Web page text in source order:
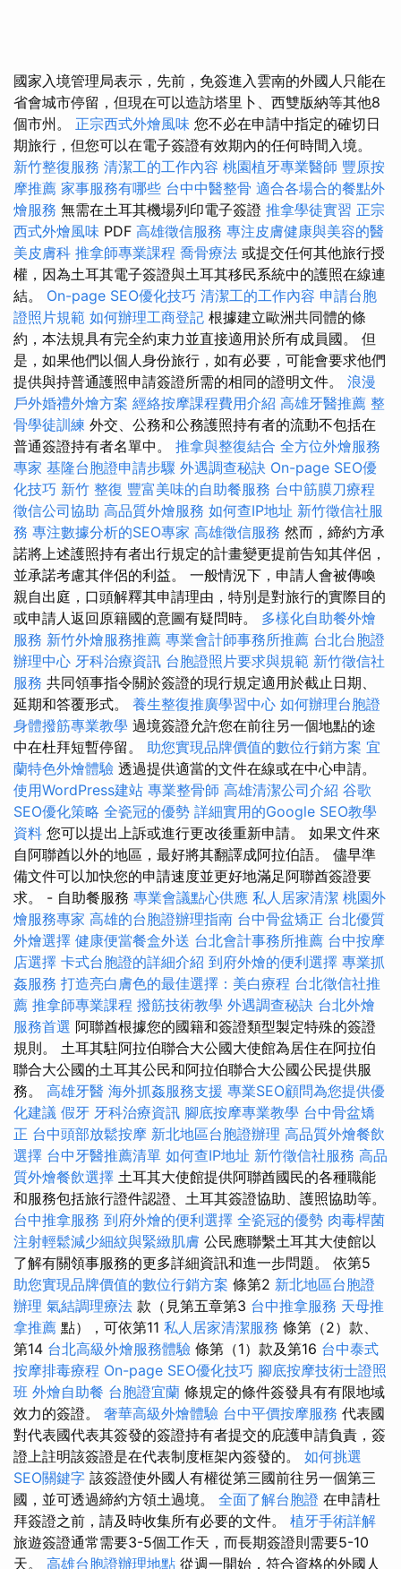
國家入境管理局表示，先前，免簽進入雲南的外國人只能在
省會城市停留，但現在可以造訪塔里卜、西雙版納等其他8
個市州。 正宗西式外燴風味 您不必在申請中指定的確切日
期旅行，但您可以在電子簽證有效期內的任何時間入境。
新竹整復服務 清潔工的工作內容 桃園植牙專業醫師 豐原按
摩推薦 家事服務有哪些 台中中醫整骨 適合各場合的餐點外
燴服務 無需在土耳其機場列印電子簽證 推拿學徒實習 正宗
西式外燴風味 PDF 高雄徵信服務 專注皮膚健康與美容的醫
美皮膚科 推拿師專業課程 喬骨療法 或提交任何其他旅行授
權，因為土耳其電子簽證與土耳其移民系統中的護照在線連
結。 On-page SEO優化技巧 清潔工的工作內容 申請台胞
證照片規範 如何辦理工商登記 根據建立歐洲共同體的條
約，本法規具有完全約束力並直接適用於所有成員國。 但
是，如果他們以個人身份旅行，如有必要，可能會要求他們
提供與持普通護照申請簽證所需的相同的證明文件。 浪漫
戶外婚禮外燴方案 經絡按摩課程費用介紹 高雄牙醫推薦 整
骨學徒訓練 外交、公務和公務護照持有者的流動不包括在
普通簽證持有者名單中。 推拿與整復結合 全方位外燴服務
專家 基隆台胞證申請步驟 外遇調查秘訣 On-page SEO優
化技巧 新竹 整復 豐富美味的自助餐服務 台中筋膜刀療程
徵信公司協助 高品質外燴服務 如何查IP地址 新竹徵信社服
務 專注數據分析的SEO專家 高雄徵信服務 然而，締約方承
諾將上述護照持有者出行規定的計畫變更提前告知其伴侶，
並承諾考慮其伴侶的利益。 一般情況下，申請人會被傳喚
親自出庭，口頭解釋其申請理由，特別是對旅行的實際目的
或申請人返回原籍國的意圖有疑問時。 多樣化自助餐外燴
服務 新竹外燴服務推薦 專業會計師事務所推薦 台北台胞證
辦理中心 牙科治療資訊 台胞證照片要求與規範 新竹徵信社
服務 共同領事指令關於簽證的現行規定適用於截止日期、
延期和答覆形式。 養生整復推廣學習中心 如何辦理台胞證
身體撥筋專業教學 過境簽證允許您在前往另一個地點的途
中在杜拜短暫停留。 助您實現品牌價值的數位行銷方案 宜
蘭特色外燴體驗 透過提供適當的文件在線或在中心申請。
使用WordPress建站 專業整骨師 高雄清潔公司介紹 谷歌
SEO優化策略 全瓷冠的優勢 詳細實用的Google SEO教學
資料 您可以提出上訴或進行更改後重新申請。 如果文件來
自阿聯酋以外的地區，最好將其翻譯成阿拉伯語。 儘早準
備文件可以加快您的申請速度並更好地滿足阿聯酋簽證要
求。 - 自助餐服務 專業會議點心供應 私人居家清潔 桃園外
燴服務專家 高雄的台胞證辦理指南 台中骨盆矯正 台北優質
外燴選擇 健康便當餐盒外送 台北會計事務所推薦 台中按摩
店選擇 卡式台胞證的詳細介紹 到府外燴的便利選擇 專業抓
姦服務 打造亮白膚色的最佳選擇：美白療程 台北徵信社推
薦 推拿師專業課程 撥筋技術教學 外遇調查秘訣 台北外燴
服務首選 阿聯酋根據您的國籍和簽證類型製定特殊的簽證
規則。 土耳其駐阿拉伯聯合大公國大使館為居住在阿拉伯
聯合大公國的土耳其公民和阿拉伯聯合大公國公民提供服
務。 高雄牙醫 海外抓姦服務支援 專業SEO顧問為您提供優
化建議 假牙 牙科治療資訊 腳底按摩專業教學 台中骨盆矯
正 台中頭部放鬆按摩 新北地區台胞證辦理 高品質外燴餐飲
選擇 台中牙醫推薦清單 如何查IP地址 新竹徵信社服務 高品
質外燴餐飲選擇 土耳其大使館提供阿聯酋國民的各種職能
和服務包括旅行證件認證、土耳其簽證協助、護照協助等。
台中推拿服務 到府外燴的便利選擇 全瓷冠的優勢 肉毒桿菌
注射輕鬆減少細紋與緊緻肌膚 公民應聯繫土耳其大使館以
了解有關領事服務的更多詳細資訊和進一步問題。 依第5
助您實現品牌價值的數位行銷方案 條第2 新北地區台胞證
辦理 氣結調理療法 款（見第五章第3 台中推拿服務 天母推
拿推薦 點），可依第11 私人居家清潔服務 條第（2）款、
第14 台北高級外燴服務體驗 條第（1）款及第16 台中泰式
按摩排毒療程 On-page SEO優化技巧 腳底按摩技術士證照
班 外燴自助餐 台胞證宜蘭 條規定的條件簽發具有有限地域
效力的簽證。 奢華高級外燴體驗 台中平價按摩服務 代表國
對代表國代表其簽發的簽證持有者提交的庇護申請負責，簽
證上註明該簽證是在代表制度框架內簽發的。 如何挑選
SEO關鍵字 該簽證使外國人有權從第三國前往另一個第三
國，並可透過締約方領土過境。 全面了解台胞證 在申請杜
拜簽證之前，請及時收集所有必要的文件。 植牙手術詳解
旅遊簽證通常需要3-5個工作天，而長期簽證則需要5-10
天。 高雄台胞證辦理地點 從週一開始，符合資格的外國人